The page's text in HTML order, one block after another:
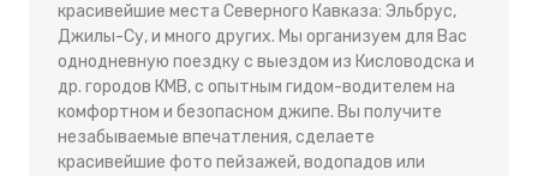
красивейшие места Северного Кавказа: Эльбрус,
Джилы-Су, и много других. Мы организуем для Вас
однодневную поездку с выездом из Кисловодска и
др. городов КМВ, с опытным гидом-водителем на
комфортном и безопасном джипе. Вы получите
незабываемые впечатления, сделаете
красивейшие фото пейзажей, водопадов или